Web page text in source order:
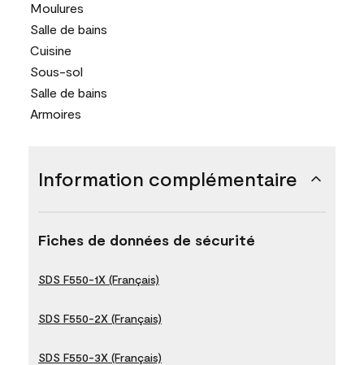
Moulures
Salle de bains
Cuisine
Sous-sol
Salle de bains
Armoires
Information complémentaire
Fiches de données de sécurité
SDS F550-1X (Français)
SDS F550-2X (Français)
SDS F550-3X (Français)